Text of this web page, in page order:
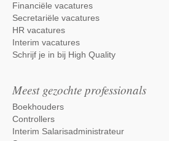
Financiële vacatures
Secretariële vacatures
HR vacatures
Interim vacatures
Schrijf je in bij High Quality
Meest gezochte professionals
Boekhouders
Controllers
Interim Salarisadministrateur